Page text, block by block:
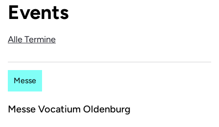
Events
Alle Termine
Messe
Messe Vocatium Oldenburg